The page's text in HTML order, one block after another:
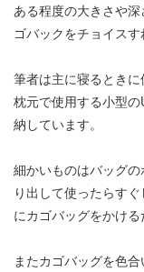
ある程度の大きさや
ゴバックをチョイスす
筆者は主に寝るとき
枕元で使用する小型
納しています。
細かいものはバッグ
り出して使ったらす
にカゴバッグをかける
またカゴバッグを色